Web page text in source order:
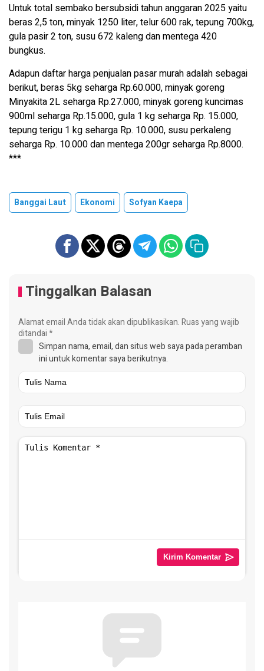
Untuk total sembako bersubsidi tahun anggaran 2025 yaitu
beras 2,5 ton, minyak 1250 liter, telur 600 rak, tepung 700kg,
gula pasir 2 ton, susu 672 kaleng dan mentega 420
bungkus.
Adapun daftar harga penjualan pasar murah adalah sebagai
berikut, beras 5kg seharga Rp.60.000, minyak goreng
Minyakita 2L seharga Rp.27.000, minyak goreng kuncimas
900ml seharga Rp.15.000, gula 1 kg seharga Rp. 15.000,
tepung terigu 1 kg seharga Rp. 10.000, susu perkaleng
seharga Rp. 10.000 dan mentega 200gr seharga Rp.8000.
***
Banggai Laut Ekonomi Sofyan Kaepa
Tinggalkan Balasan
Alamat email Anda tidak akan dipublikasikan.Ruas yang wajib
ditandai*
Simpan nama, email, dan situs web saya pada peramban
ini untuk komentar saya berikutnya.